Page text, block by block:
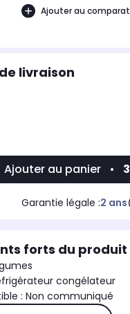
Ajouter au
livraison
Ajouter au panier •
Garantie légale :2 ans
forts du produit
congélateur
: Non communiqué